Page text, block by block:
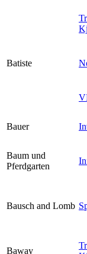
Batiste
Bauer
Baum und
Pferdgarten
Bausch and Lomb
Baway